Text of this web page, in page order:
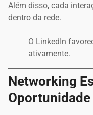
Além disso, cada
dentro da rede.
O LinkedIn
ativamente.
Networking
Oportunidade